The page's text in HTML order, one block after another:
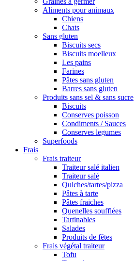
Aliments pour animaux
Chiens
Chats
Sans gluten
Biscuits secs
Biscuits moelleux
Les pains
Farines
Pâtes sans gluten
Barres sans gluten
Produits sans sel & sans sucre
Biscuits
Conserves poisson
Condiments / Sauces
Conserves legumes
Superfoods
Frais
Frais traiteur
Traiteur salé italien
Traiteur salé
Quiches/tartes/pizza
Pâtes à tarte
Pâtes fraiches
Quenelles soufflées
Tartinables
Salades
Produits de fêtes
Frais végétal traiteur
Tofu